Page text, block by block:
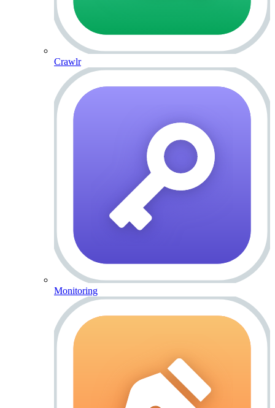
Crawlr
Monitoring